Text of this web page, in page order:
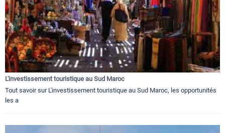
L'investissement touristique au Sud Maroc
Tout savoir sur L'investissement touristique au Sud Maroc, les opportunités
les a